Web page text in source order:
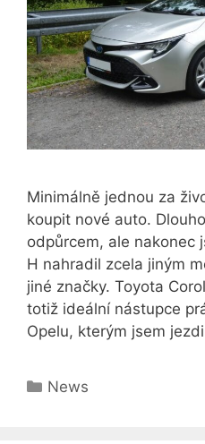
Minimálně jednou za
koupit nové auto.
odpůrcem, ale nakonec
H nahradil zcela jiným
jiné značky. Toyota
totiž ideální nástupce
Opelu, kterým jsem
Rubriky
News